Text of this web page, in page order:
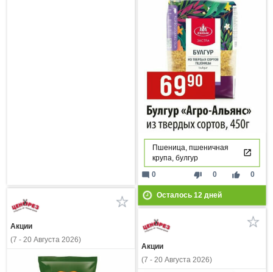
Пшеница, пшеничная
крупа, булгур
thumb_down 0 thumb_up 0
mode_comment 0
Осталось 12 дней
Акции
(7 - 20 Августа 2026)
Акции
(7 - 20 Августа 2026)